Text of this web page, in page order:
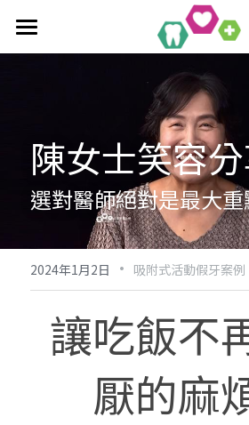
首頁
單科/多顆植牙療程
All-On-4/6一日全口重建
覆蓋性義齒
數位導引植牙
吸附式活動假牙
作品集
吸附式假牙作品集
植牙相關作品集
醫療新知
聯絡均潔
陳女士笑容
選對醫師絕對是最大
2024年1月2日 · 吸附式活動假牙案例
讓吃飯不
厭的麻